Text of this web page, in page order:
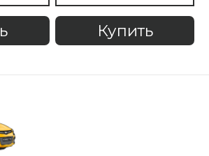
Купить